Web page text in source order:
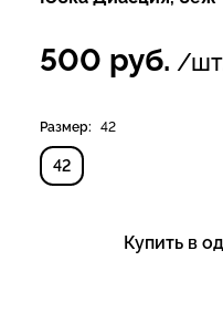
500 руб. /
Размер: 42
42
Купить в